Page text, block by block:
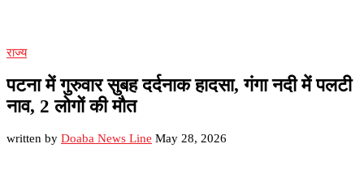
राज्य
पटना में गुरुवार सुबह दर्दनाक हादसा, गंगा नदी में पलटी
नाव, 2 लोगों की मौत
written by Doaba News Line May 28, 2026